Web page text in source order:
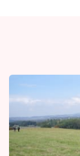
Sledujte nás